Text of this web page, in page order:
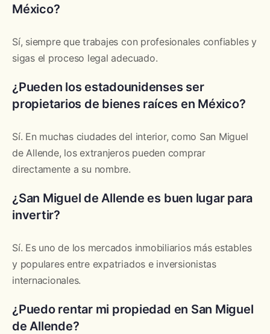
México?
Sí, siempre que trabajes con profesionales confiables y
sigas el proceso legal adecuado.
¿Pueden los estadounidenses ser
propietarios de bienes raíces en México?
Sí. En muchas ciudades del interior, como San Miguel
de Allende, los extranjeros pueden comprar
directamente a su nombre.
¿San Miguel de Allende es buen lugar para
invertir?
Sí. Es uno de los mercados inmobiliarios más estables
y populares entre expatriados e inversionistas
internacionales.
¿Puedo rentar mi propiedad en San Miguel
de Allende?